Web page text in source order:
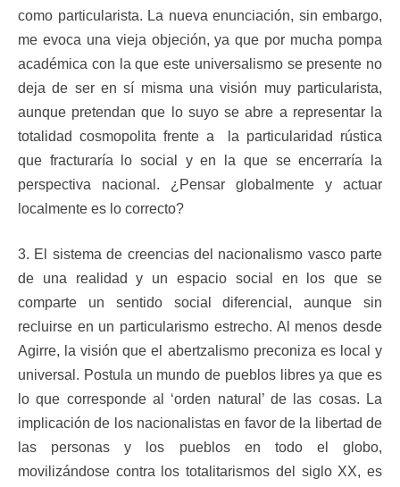
como particularista. La nueva enunciación, sin embargo,
me evoca una vieja objeción, ya que por mucha pompa
académica con la que este universalismo se presente no
deja de ser en sí misma una visión muy particularista,
aunque pretendan que lo suyo se abre a representar la
totalidad cosmopolita frente a la particularidad rústica
que fracturaría lo social y en la que se encerraría la
perspectiva nacional. ¿Pensar globalmente y actuar
localmente es lo correcto?
3. El sistema de creencias del nacionalismo vasco parte
de una realidad y un espacio social en los que se
comparte un sentido social diferencial, aunque sin
recluirse en un particularismo estrecho. Al menos desde
Agirre, la visión que el abertzalismo preconiza es local y
universal. Postula un mundo de pueblos libres ya que es
lo que corresponde al ‘orden natural’ de las cosas. La
implicación de los nacionalistas en favor de la libertad de
las personas y los pueblos en todo el globo,
movilizándose contra los totalitarismos del siglo XX, es